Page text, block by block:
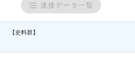
連接データ一覧
【史料群】